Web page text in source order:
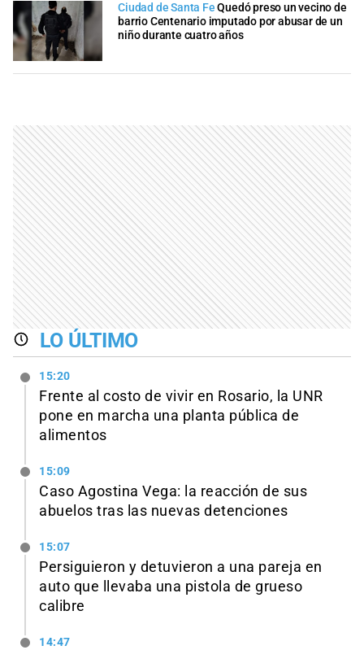
Ciudad de Santa Fe Quedó preso un vecino de
barrio Centenario imputado por abusar de un
niño durante cuatro años
LO ÚLTIMO
15:20
Frente al costo de vivir en Rosario, la UNR
pone en marcha una planta pública de
alimentos
15:09
Caso Agostina Vega: la reacción de sus
abuelos tras las nuevas detenciones
15:07
Persiguieron y detuvieron a una pareja en
auto que llevaba una pistola de grueso
calibre
14:47